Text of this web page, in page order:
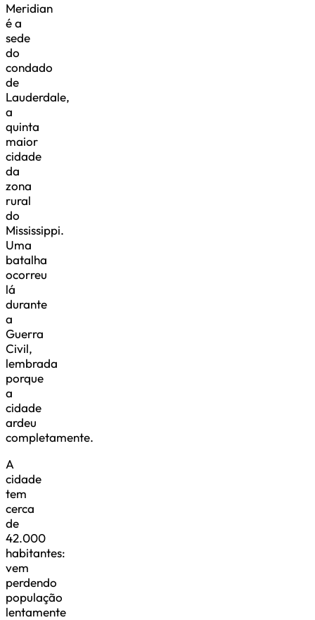
Meridian
é a
sede
do
condado
de
Lauderdale,
a
quinta
maior
cidade
da
zona
rural
do
Mississippi.
Uma
batalha
ocorreu
lá
durante
a
Guerra
Civil,
lembrada
porque
a
cidade
ardeu
completamente.
A
cidade
tem
cerca
de
42.000
habitantes:
vem
perdendo
população
lentamente